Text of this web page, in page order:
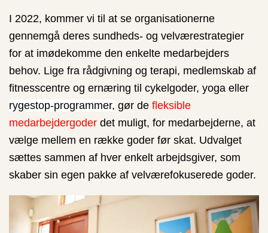
I 2022, kommer vi til at se organisationerne
gennemgå deres sundheds- og velværestrategier
for at imødekomme den enkelte medarbejders
behov. Lige fra rådgivning og terapi, medlemskab af
fitnesscentre og ernæring til cykelgoder, yoga eller
rygestop-programmer, gør de fleksible
medarbejdergoder det muligt, for medarbejderne, at
vælge mellem en række goder før skat. Udvalget
sættes sammen af hver enkelt arbejdsgiver, som
skaber sin egen pakke af velværefokuserede goder.